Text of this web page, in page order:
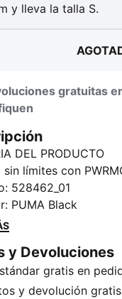
y lleva la talla S.
gratuitas
DEL PRODUCTO
sin límites con
diseñada para
de alta
cuenta con
Creada y probada
está diseñada
: 528462_01
: PUMA Black
y Devoluciones
gratis en
y devolución